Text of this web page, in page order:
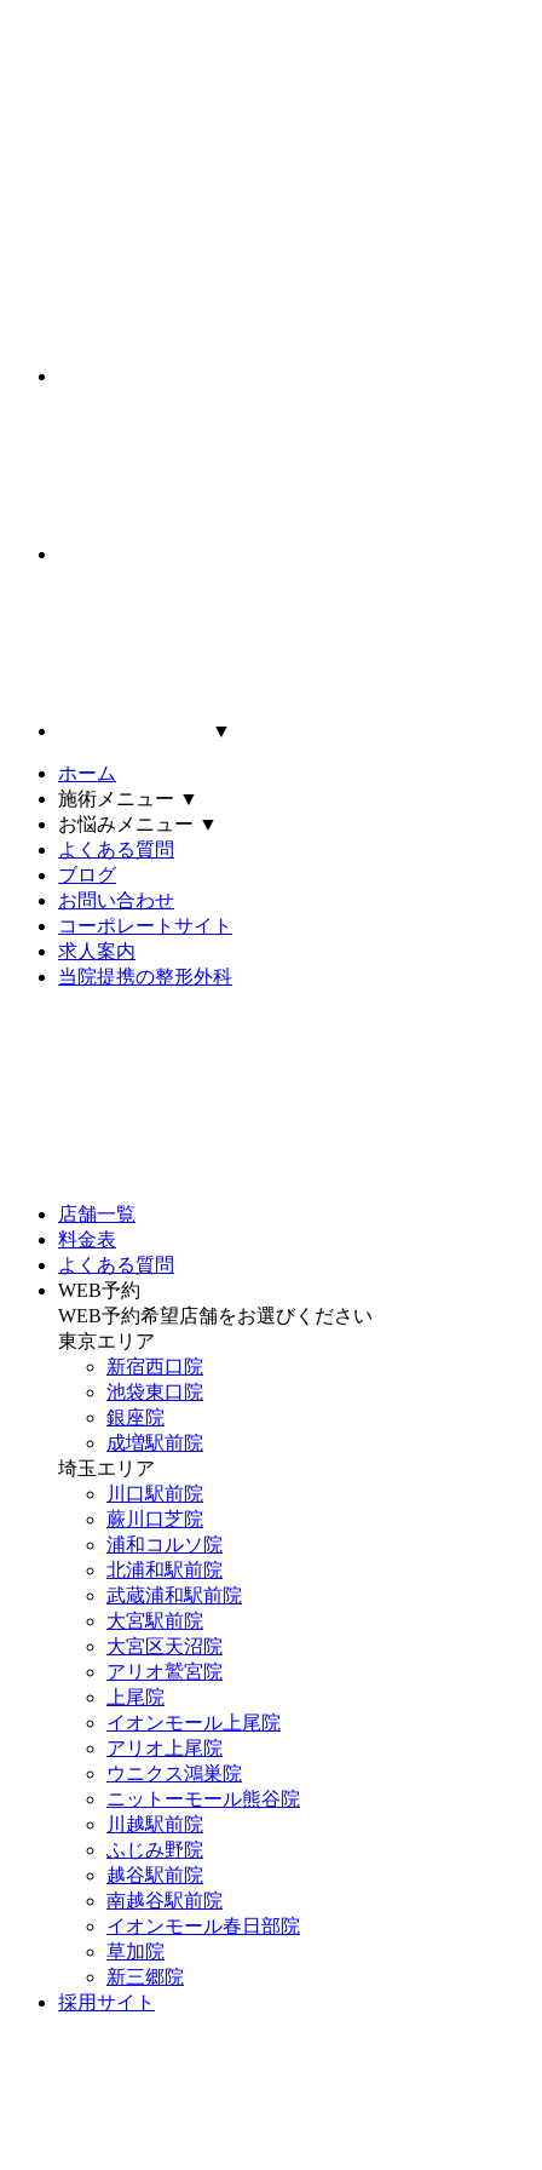
▼
ホーム
施術メニュー ▼
お悩みメニュー ▼
よくある質問
ブログ
お問い合わせ
コーポレートサイト
求人案内
当院提携の整形外科
店舗一覧
料金表
よくある質問
WEB予約
WEB予約希望店舗をお選びください
東京エリア
新宿西口院
池袋東口院
銀座院
成増駅前院
埼玉エリア
川口駅前院
蕨川口芝院
浦和コルソ院
北浦和駅前院
武蔵浦和駅前院
大宮駅前院
大宮区天沼院
アリオ鷲宮院
上尾院
イオンモール上尾院
アリオ上尾院
ウニクス鴻巣院
ニットーモール熊谷院
川越駅前院
ふじみ野院
越谷駅前院
南越谷駅前院
イオンモール春日部院
草加院
新三郷院
採用サイト